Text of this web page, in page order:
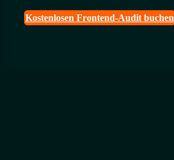
Kostenlosen Frontend-Audit buchen